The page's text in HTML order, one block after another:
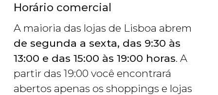
Horário comercial
A maioria das lojas de Lisboa abrem
de segunda a sexta, das 9:30 às
13:00 e das 15:00 às 19:00 horas. A
partir das 19:00 você encontrará
abertos apenas os shoppings e lojas